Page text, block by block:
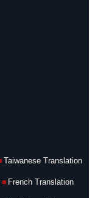
Taiwanese Translation
French Translation